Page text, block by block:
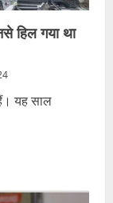
हिल गया था
यह साल